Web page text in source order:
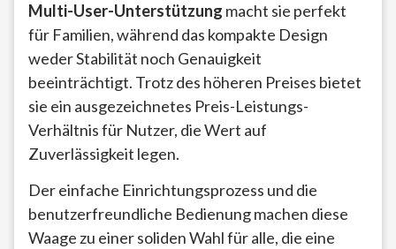
Multi-User-Unterstützung macht sie perfekt
für Familien, während das kompakte Design
weder Stabilität noch Genauigkeit
beeinträchtigt. Trotz des höheren Preises bietet
sie ein ausgezeichnetes Preis-Leistungs-
Verhältnis für Nutzer, die Wert auf
Zuverlässigkeit legen.
Der einfache Einrichtungsprozess und die
benutzerfreundliche Bedienung machen diese
Waage zu einer soliden Wahl für alle, die eine